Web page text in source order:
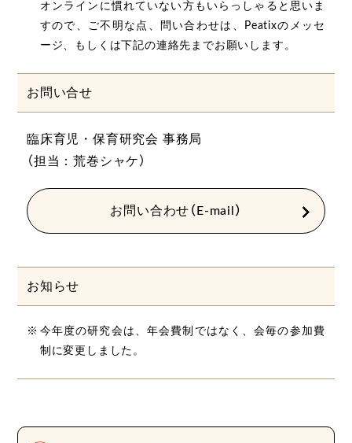
オンラインに慣れていない方もいらっしゃると思いま
すので、ご不明な点、問い合わせは、Peatixのメッセ
ージ、もしくは下記の連絡先までお願いします。
お問い合せ
臨床育児・保育研究会 事務局
（担当：荒巻シャケ）
お問い合わせ（E-mail）
お知らせ
今年度の研究会は、年会費制ではなく、会毎の参加費
制に変更しました。